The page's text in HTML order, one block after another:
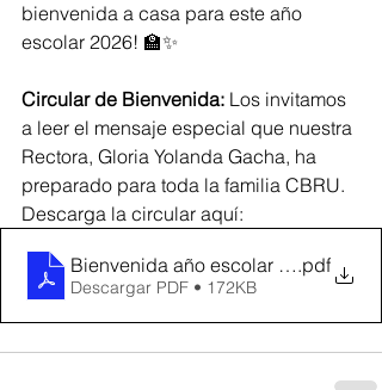
bienvenida a casa para este año
escolar 2026! 🏫✨
Circular de Bienvenida: Los invitamos
a leer el mensaje especial que nuestra
Rectora, Gloria Yolanda Gacha, ha
preparado para toda la familia CBRU.
Descarga la circular aquí:
Bienvenida año escolar 2026
.pdf
Descargar PDF • 172KB